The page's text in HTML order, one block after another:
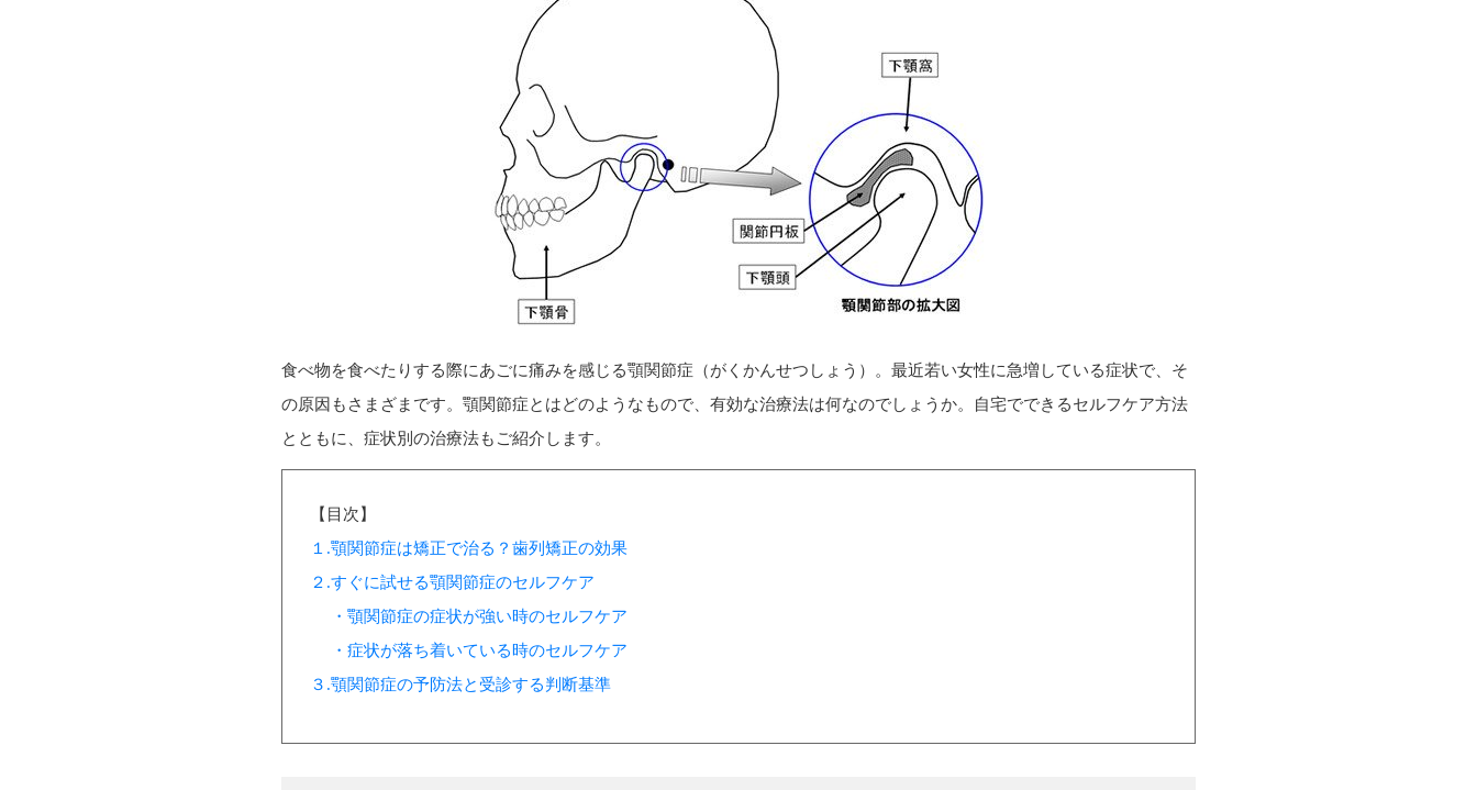
食べ物を食べたりする際にあごに痛みを感じる顎関節症（がくかんせつしょう）。最近若い女性に急増している症状で、そ
の原因もさまざまです。顎関節症とはどのようなもので、有効な治療法は何なのでしょうか。自宅でできるセルフケア方法
とともに、症状別の治療法もご紹介します。
【目次】
１.顎関節症は矯正で治る？歯列矯正の効果
２.すぐに試せる顎関節症のセルフケア
・顎関節症の症状が強い時のセルフケア
・症状が落ち着いている時のセルフケア
３.顎関節症の予防法と受診する判断基準